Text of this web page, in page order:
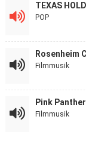
TEXAS
POP
Rosenheim
Filmmusik
Pink Panther
Filmmusik